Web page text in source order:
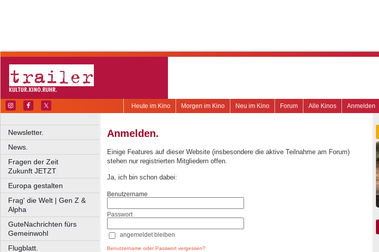
Anmelden
Alle Kinos
Forum
Neu im Kino
Morgen im Kino
Heute im Kino
Newsletter.
News.
Fragen der Zeit
Zukunft JETZT
Europa gestalten
Frag' die Welt | Gen Z &
Alpha
GuteNachrichten fürs
Gemeinwohl
Flugblatt.
Anmelden.
Einige Features auf dieser Website (insbesondere die aktive Teilnahme am Forum)
stehen nur registrierten Mitgliedern offen.
Ja, ich bin schon dabei:
Benutzername
Passwort
angemeldet bleiben
Benutzername oder Passwort vergessen?